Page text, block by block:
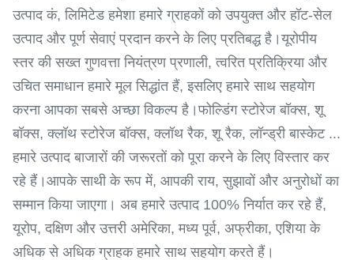
उत्पाद कं, लिमिटेड हमेशा हमारे ग्राहकों को उपयुक्त और हॉट-सेल
उत्पाद और पूर्ण सेवाएं प्रदान करने के लिए प्रतिबद्ध है।यूरोपीय
स्तर की सख्त गुणवत्ता नियंत्रण प्रणाली, त्वरित प्रतिक्रिया और
उचित समाधान हमारे मूल सिद्धांत हैं, इसलिए हमारे साथ सहयोग
करना आपका सबसे अच्छा विकल्प है।फोल्डिंग स्टोरेज बॉक्स, शू
बॉक्स, क्लॉथ स्टोरेज बॉक्स, क्लॉथ रैक, शू रैक, लॉन्ड्री बास्केट ...
हमारे उत्पाद बाजारों की जरूरतों को पूरा करने के लिए विस्तार कर
रहे हैं।आपके साथी के रूप में, आपकी राय, सुझावों और अनुरोधों का
सम्मान किया जाएगा। अब हमारे उत्पाद 100% निर्यात कर रहे हैं,
यूरोप, दक्षिण और उत्तरी अमेरिका, मध्य पूर्व, अफ्रीका, एशिया के
अधिक से अधिक ग्राहक हमारे साथ सहयोग करते हैं।